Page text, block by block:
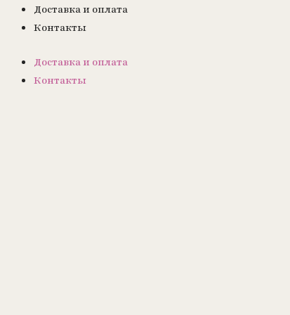
Доставка и оплата
Контакты
Доставка и оплата
Контакты